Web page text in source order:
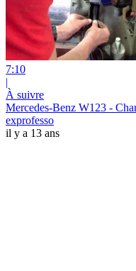
7:10
|
À suivre
Mercedes-Benz W123 -
exprofesso
il y a 13 ans